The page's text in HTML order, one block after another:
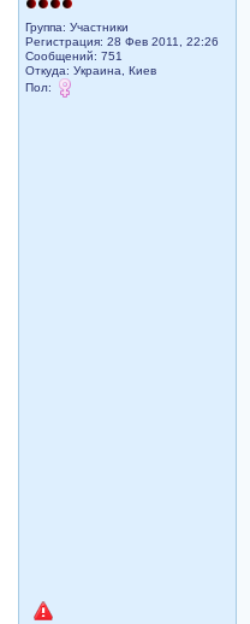
Группа: Участники
Регистрация: 28 Фев 2011, 22:26
Сообщений: 751
Откуда: Украина, Киев
Пол: